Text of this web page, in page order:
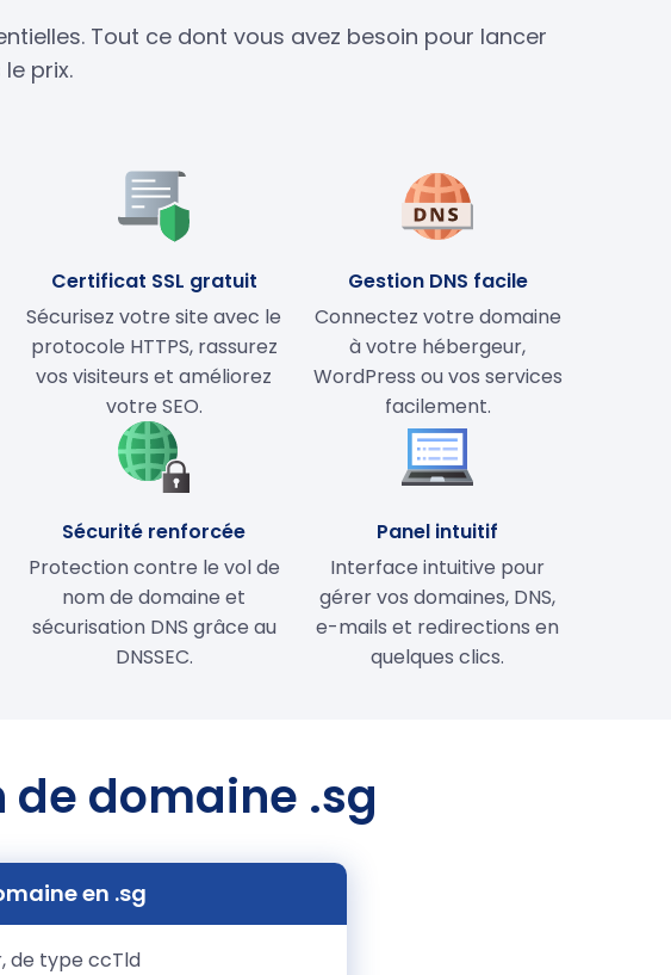
Tout ce dont vous avez besoin pour lancer
prix.
Certificat SSL gratuit
Sécurisez votre site avec le
protocole HTTPS, rassurez
vos visiteurs et améliorez
votre SEO.
Gestion DNS facile
Connectez votre domaine
à votre hébergeur,
WordPress ou vos services
facilement.
Sécurité renforcée
Protection contre le vol de
nom de domaine et
sécurisation DNS grâce au
DNSSEC.
Panel intuitif
Interface intuitive pour
gérer vos domaines, DNS,
e-mails et redirections en
quelques clics.
domaine .sg
en .sg
de type ccTld